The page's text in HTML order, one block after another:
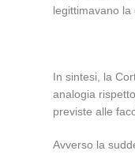
legittimavano la
In sintesi, la
analogia
previste alle
Avverso la